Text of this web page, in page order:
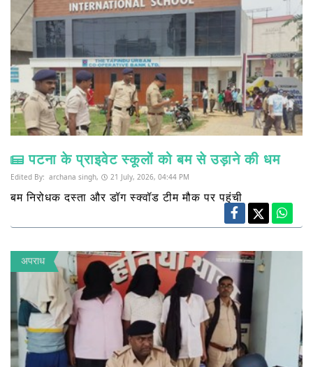
पटना के प्राइवेट स्कूलों को बम से उड़ाने की धम
Edited By: archana singh, 21 July, 2026, 04:44 PM
बम निरोधक दस्ता और डॉग स्क्वॉड टीम मौक पर पहुंची
अपराध